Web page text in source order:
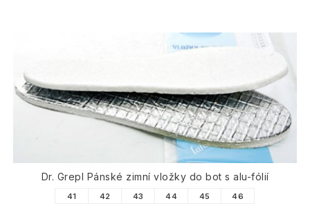
Dr. Grepl Pánské zimní vložky do bot s alu-fólií
41 42 43 44 45 46